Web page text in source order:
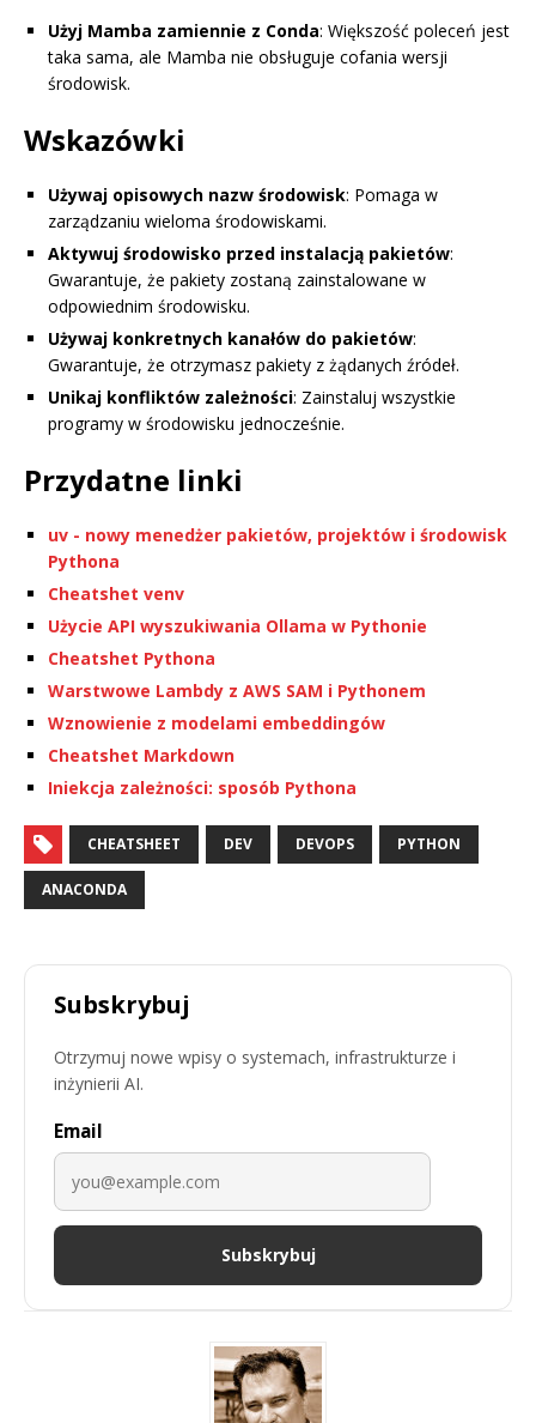
Użyj Mamba zamiennie z Conda: Większość poleceń jest
taka sama, ale Mamba nie obsługuje cofania wersji
środowisk.
Wskazówki
Używaj opisowych nazw środowisk: Pomaga w
zarządzaniu wieloma środowiskami.
Aktywuj środowisko przed instalacją pakietów:
Gwarantuje, że pakiety zostaną zainstalowane w
odpowiednim środowisku.
Używaj konkretnych kanałów do pakietów:
Gwarantuje, że otrzymasz pakiety z żądanych źródeł.
Unikaj konfliktów zależności: Zainstaluj wszystkie
programy w środowisku jednocześnie.
Przydatne linki
uv - nowy menedżer pakietów, projektów i środowisk
Pythona
Cheatshet venv
Użycie API wyszukiwania Ollama w Pythonie
Cheatshet Pythona
Warstwowe Lambdy z AWS SAM i Pythonem
Wznowienie z modelami embeddingów
Cheatshet Markdown
Iniekcja zależności: sposób Pythona
CHEATSHEET DEV DEVOPS PYTHON
ANACONDA
Subskrybuj
Otrzymuj nowe wpisy o systemach, infrastrukturze i
inżynierii AI.
Email
Subskrybuj